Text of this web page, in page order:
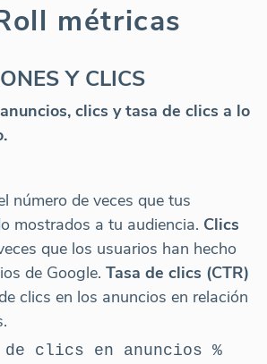
métricas
Y CLICS
clics y tasa de clics a lo
número de veces que tus
mostrados a tu audiencia. Clics
que los usuarios han hecho
de Google. Tasa de clics (CTR)
clics en los anuncios en relación
de clics en anuncios %